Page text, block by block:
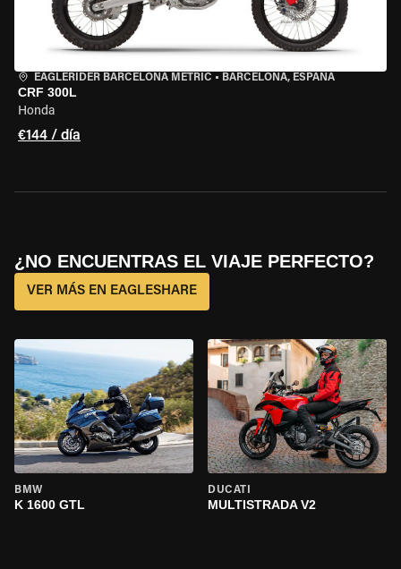
EAGLERIDER BARCELONA METRIC • BARCELONA, ESPAÑA
CRF 300L
Honda
€144 / día
¿NO ENCUENTRAS EL VIAJE PERFECTO?
VER MÁS EN EAGLESHARE
BMW
K 1600 GTL
DUCATI
MULTISTRADA V2